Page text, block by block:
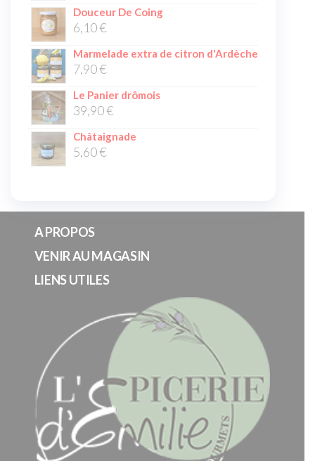
Douceur De Coing
6,10€
Marmelade extra de citron d'Ardèche
7,90€
Le Panier drômois
39,90€
Châtaignade
5,60€
A PROPOS
VENIR AU MAGASIN
LIENS UTILES